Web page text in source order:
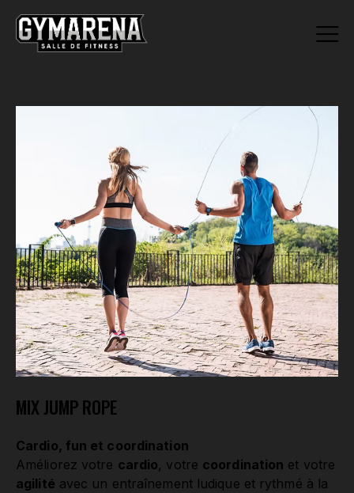
MIX JUMP ROPE
Cardio, fun et coordination
Améliorez votre cardio, votre coordination et votre
agilité avec un entraînement ludique et rythmé à la